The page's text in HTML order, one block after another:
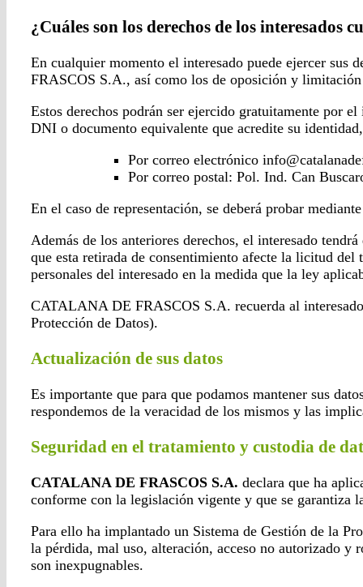
¿Cuáles son los derechos de los interesados
En cualquier momento el interesado puede ejercer sus
FRASCOS S.A., así como los de oposición y
Estos derechos podrán ser ejercido gratuitamente por
DNI o documento equivalente que acredite su
Por correo electrónico
Por correo postal: Pol. Ind. Can
En el caso de representación, se deberá probar
Además de los anteriores derechos, el interesado tendrá
que esta retirada de consentimiento afecte la licitud
personales del interesado en la medida que la ley
CATALANA DE FRASCOS S.A. recuerda al
Protección de Datos).
Actualización de sus datos
Es importante que para que podamos mantener sus
respondemos de la veracidad de los mismos y las
Seguridad en el tratamiento y custodia de
CATALANA DE FRASCOS S.A. declara que ha
conforme con la legislación vigente y que se garantiza
Para ello ha implantado un Sistema de Gestión de la
la pérdida, mal uso, alteración, acceso no autorizado
son inexpugnables.